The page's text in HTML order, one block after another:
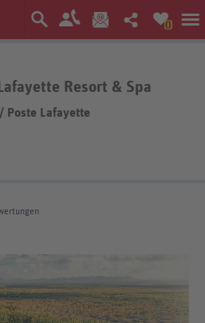
0
Resort & Spa
/ Poste Lafayette